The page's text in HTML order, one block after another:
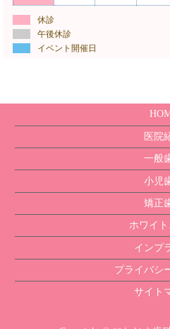
休診
午後休診
イベント開催日
医院
一般
小児
矯正
ホワイ
インプ
プライバシ
サイト